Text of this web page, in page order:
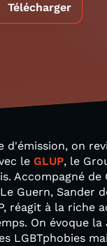
Télécharger
d'émission, on
le GLUP, le
Accompagné de
Guern, Sander
réagit à la riche
On évoque la
LGBTphobies